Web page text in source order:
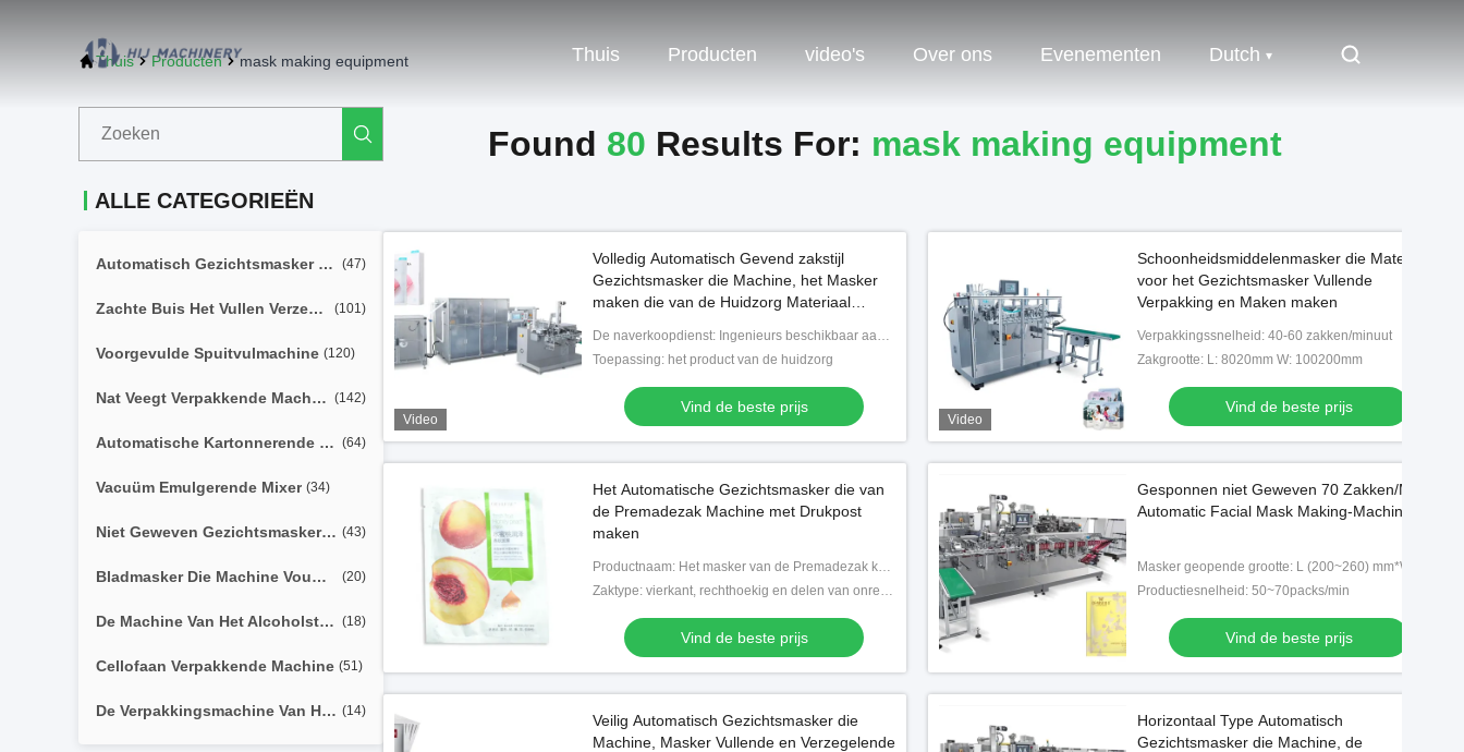
Thuis Producten video's Over ons Evenementen Dutch
Thuis Producten mask making equipment
ALLE CATEGORIEËN
Automatisch Gezichtsmasker Die Machine Maken (47)
Zachte Buis Het Vullen Verzegelende Machine (101)
Voorgevulde Spuitvulmachine (120)
Nat Veegt Verpakkende Machine Af (142)
Automatische Kartonnerende Machine (64)
Vacuüm Emulgerende Mixer (34)
Niet Geweven Gezichtsmasker Die Machine Maken (43)
Bladmasker Die Machine Vouwen (20)
De Machine Van Het Alcoholstootkussen (18)
Cellofaan Verpakkende Machine (51)
De Verpakkingsmachine Van Het Hydrogelmasker (14)
Found 80 Results For: mask making equipment
Video
Volledig Automatisch Gevend zakstijl
Gezichtsmasker die Machine, het Masker
maken die van de Huidzorg Materiaal
De naverkoopdienst: Ingenieurs beschikbaar aan de dienstmachines overzee
Toepassing: het product van de huidzorg
Vind de beste prijs
Video
Schoonheidsmiddelenmasker die Materiaal
voor het Gezichtsmasker Vullende
Verpakking en Maken maken
Verpakkingssnelheid: 40-60 zakken/minuut
Zakgrootte: L: 8020mm W: 100200mm
Vind de beste prijs
Het Automatische Gezichtsmasker die van
de Premadezak Machine met Drukpost
maken
Productnaam: Het masker van de Premadezak kosmetische gezichts het vullen verzegelende pakmachine
Zaktype: vierkant, rechthoekig en delen van onregelmatige vormzak
Vind de beste prijs
Gesponnen niet Geweven 70 Zakken/Min
Automatic Facial Mask Making-Machine
Productiesnelheid: 50~70packs/min
Vind de beste prijs
Veilig Automatisch Gezichtsmasker die
Machine, Masker Vullende en Verzegelende
Horizontaal Type Automatisch
Gezichtsmasker die Machine, de